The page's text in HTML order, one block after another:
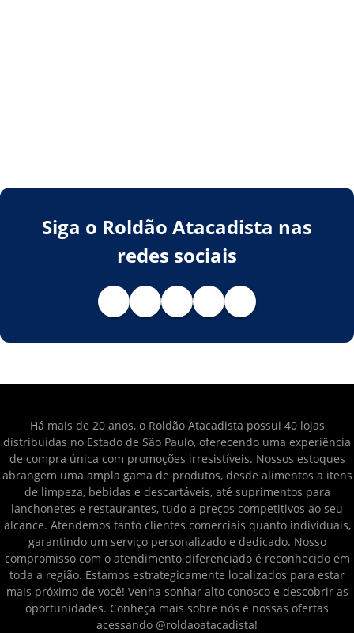
Siga o Roldão Atacadista nas
redes sociais
Há mais de 20 anos, o Roldão Atacadista possui 40 lojas
distribuídas no Estado de São Paulo, oferecendo uma experiência
de compra única com promoções irresistíveis. Nossos estoques
abrangem uma ampla gama de produtos, desde alimentos a itens
de limpeza, bebidas e descartáveis, até suprimentos para
lanchonetes e restaurantes, tudo a preços competitivos ao seu
alcance. Atendemos tanto clientes comerciais quanto individuais,
garantindo um serviço personalizado e dedicado. Nosso
compromisso com o atendimento diferenciado é reconhecido em
toda a região. Estamos estrategicamente localizados para estar
mais próximo de você! Venha sonhar alto conosco e descobrir as
oportunidades. Conheça mais sobre nós e nossas ofertas
acessando @roldaoatacadista!